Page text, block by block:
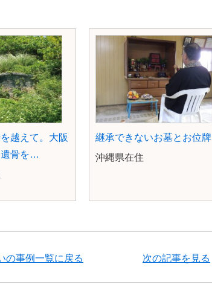
越えて。大阪
遺骨を…
継承できないお墓とお位牌
沖縄県在住
の事例一覧に戻る 次の記事を見る